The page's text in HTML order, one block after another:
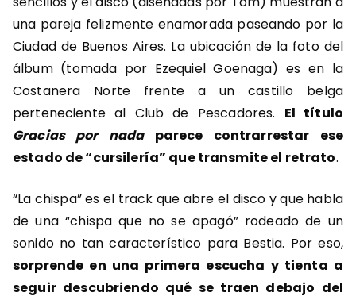
una pareja felizmente enamorada paseando por la
Ciudad de Buenos Aires. La ubicación de la foto del
álbum (tomada por Ezequiel Goenaga) es en la
Costanera Norte frente a un castillo belga
perteneciente al Club de Pescadores. El título
Gracias por nadaparece contrarrestar ese
estado de “cursilería” que transmite el retrato.
“La chispa” es el track que abre el disco y que habla
de una “chispa que no se apagó” rodeado de un
sonido no tan característico para Bestia. Por eso,
sorprende en una primera escucha y tienta a
seguir descubriendo qué se traen debajo del